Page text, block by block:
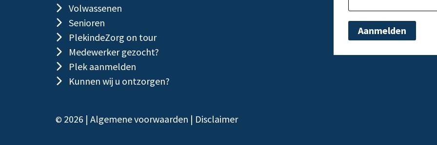
Volwassenen
Senioren
PlekindeZorg on tour
Medewerker gezocht?
Plek aanmelden
Kunnen wij u ontzorgen?
© 2026 | Algemene voorwaarden | Disclaimer